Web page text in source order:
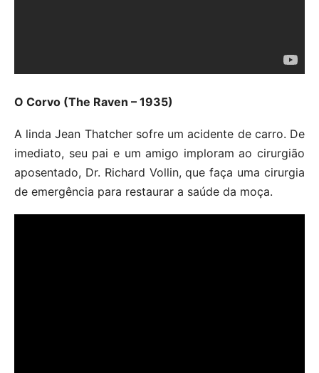
O Corvo (The Raven – 1935)
A linda Jean Thatcher sofre um acidente de carro. De
imediato, seu pai e um amigo imploram ao cirurgião
aposentado, Dr. Richard Vollin, que faça uma cirurgia
de emergência para restaurar a saúde da moça.